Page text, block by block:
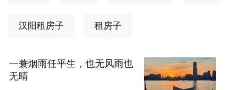
汉阳租房子 租房子
一蓑烟雨任平生，也无风雨也
无晴